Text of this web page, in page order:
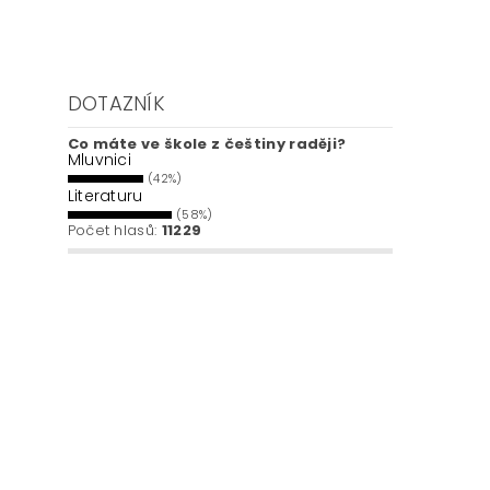
DOTAZNÍK
Co máte ve škole z češtiny raději?
Mluvnici
(42%)
Literaturu
(58%)
Počet hlasů: 11229